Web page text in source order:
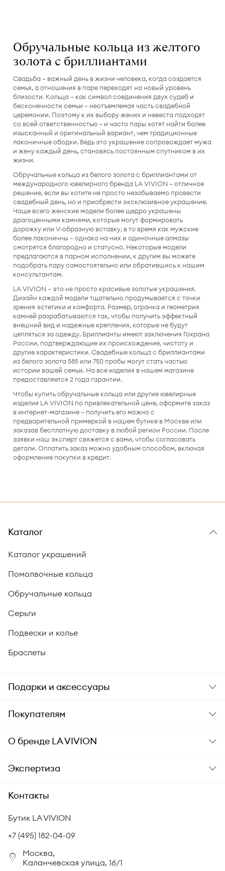
Обручальные кольца из желтого
золота с бриллиантами
Свадьба — важный день в жизни человека, когда создается
семья, а отношения в паре переходят на новый уровень
близости. Кольца — как символ соединения двух судеб и
бесконечности семьи — неотъемлемая часть свадебной
церемонии. Поэтому к их выбору жених и невеста подходят
со всей ответственностью — и часто пары хотят найти более
изысканный и оригинальный вариант, чем традиционные
лаконичные ободки. Ведь это украшение сопровождает мужа
и жену каждый день, становясь постоянным спутником в их
жизни.
Обручальные кольца из белого золота с бриллиантами от
международного ювелирного бренда LA VIVION — отличное
решение, если вы хотите не просто незабываемо провести
свадебный день, но и приобрести эксклюзивное украшение.
Чаще всего женские модели более щедро украшены
драгоценными камнями, которые могут формировать
дорожку или V-образную вставку, в то время как мужские
более лаконичны — однако на них и одиночные алмазы
смотрятся благородно и статусно. Некоторые модели
предлагаются в парном исполнении, к другим вы можете
подобрать пару самостоятельно или обратившись к нашим
консультантам.
LA VIVION — это не просто красивые золотые украшения.
Дизайн каждой модели тщательно продумывается с точки
зрения эстетики и комфорта. Размер, огранка и геометрия
камней разрабатываются так, чтобы получить эффектный
внешний вид и надежные крепления, которые не будут
цепляться за одежду. Бриллианты имеют заключения Гохрана
России, подтверждающие их происхождение, чистоту и
другие характеристики. Свадебные кольца с бриллиантами
из белого золота 585 или 750 пробы могут стать частью
истории вашей семьи. На все изделия в нашем магазине
предоставляется 2 года гарантии.
Чтобы купить обручальные кольца или другие ювелирные
изделия LA VIVION по привлекательной цене, оформите заказ
в интернет-магазине — получить его можно с
предварительной примеркой в нашем бутике в Москве или
заказав бесплатную доставку в любой регион России. После
заявки наш эксперт свяжется с вами, чтобы согласовать
детали. Оплатить заказ можно удобным способом, включая
оформление покупки в кредит.
Каталог
Каталог украшений
Помолвочные кольца
Обручальные кольца
Серьги
Подвески и колье
Браслеты
Подарки и аксессуары
Подарки
Уход за украшениями
Аксессуары
Покупателям
Заказ и оплата
Гарантия подлинности
Комплект документов
Политика возврата
Сертификация бриллиантов
Юридическая информация
О бренде LA VIVION
О компании
СМИ о нас
Корпоративный портал
Экспертиза
Академия LA VIVION
Статьи
Контакты
Бутик LA VIVION
+7 (495) 182-04-09
Москва,
Каланчевская улица, 16/1